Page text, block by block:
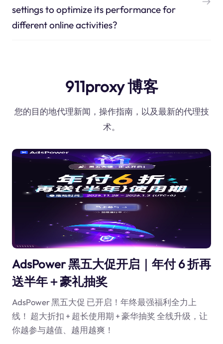
settings to optimize its performance for
different online activities?
911proxy 博客
您的目的地代理新闻，操作指南，以及最新的代理技
术。
AdsPower 黑五大促开启｜年付 6 折再
送半年＋豪礼抽奖
AdsPower 黑五大促 已开启！年终最强福利全力上
线！ 超大折扣 + 超长使用期 + 豪华抽奖 全线升级，让
你越参与越值、越用越爽！